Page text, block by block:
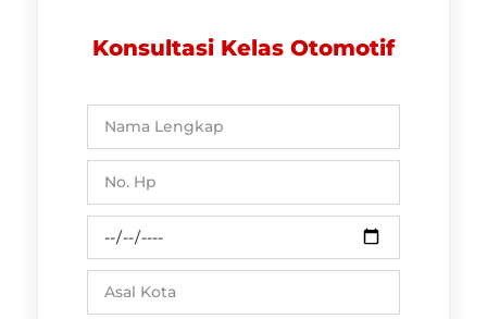
Konsultasi Kelas Otomotif